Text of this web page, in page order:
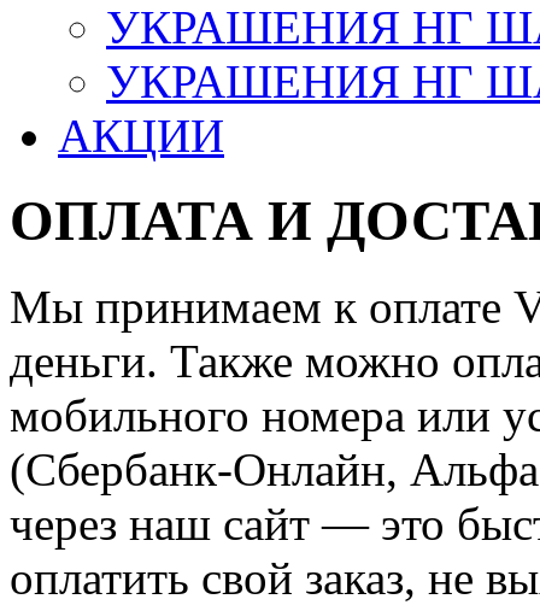
УКРАШЕНИЯ НГ
УКРАШЕНИЯ НГ
АКЦИИ
ОПЛАТА И
Мы принимаем к оплате
деньги. Также можно
мобильного номера или
(Сбербанк-Онлайн,
через наш сайт — это
оплатить свой заказ, не